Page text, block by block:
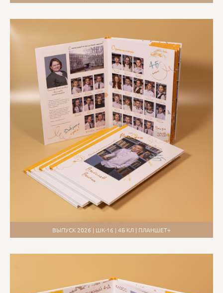
ВЫПУСК 2026 | ШК-16 | 4Б КЛ | ПЛАНШЕТ+